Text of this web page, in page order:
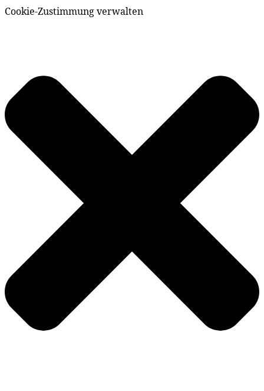
Cookie-Zustimmung verwalten